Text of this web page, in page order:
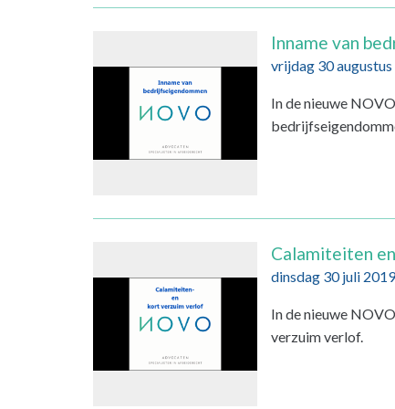
Inname van
vrijdag 30
In de nieuwe
Calamiteiten
dinsdag 30 juli 2019
In de nieuwe
verzuim verlof.